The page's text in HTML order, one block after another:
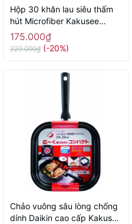
Hộp 30 khăn lau siêu thấm
hút Microfiber Kakusee
(dạng cuộn, dùng nhiều lần)
- Hàng Nhật nội địa
175.000₫
220.000₫ (-20%)
Chảo vuông sâu lòng chống
dính Daikin cao cấp Kakusee